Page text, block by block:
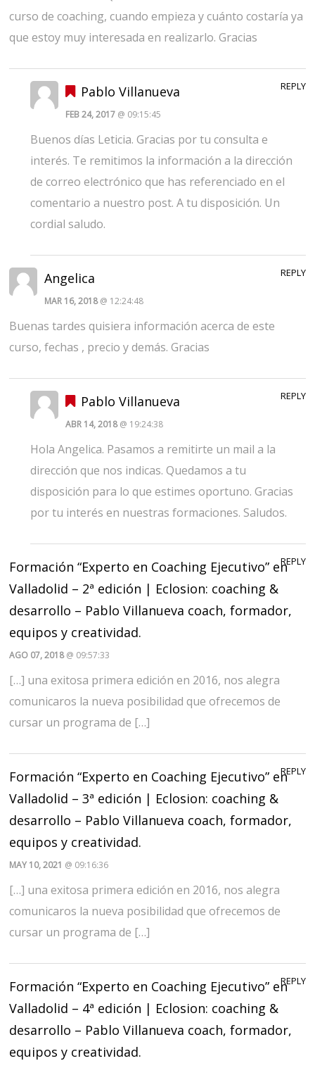
curso de coaching, cuando empieza y cuánto costaría ya
que estoy muy interesada en realizarlo. Gracias
Pablo Villanueva
FEB 24, 2017 @ 09:15:45
Buenos días Leticia. Gracias por tu consulta e
interés. Te remitimos la información a la dirección
de correo electrónico que has referenciado en el
comentario a nuestro post. A tu disposición. Un
cordial saludo.
REPLY
Angelica
MAR 16, 2018@ 12:24:48
Buenas tardes quisiera información acerca de este
curso, fechas , precio y demás. Gracias
REPLY
Pablo Villanueva
ABR 14, 2018@ 19:24:38
Hola Angelica. Pasamos a remitirte un mail a la
dirección que nos indicas. Quedamos a tu
disposición para lo que estimes oportuno. Gracias
por tu interés en nuestras formaciones. Saludos.
REPLY
Formación “Experto en Coaching Ejecutivo” en
Valladolid – 2ª edición | Eclosion: coaching &
desarrollo – Pablo Villanueva coach, formador,
equipos y creatividad.
AGO 07, 2018@ 09:57:33
[…] una exitosa primera edición en 2016, nos alegra
comunicaros la nueva posibilidad que ofrecemos de
cursar un programa de […]
REPLY
Formación “Experto en Coaching Ejecutivo” en
Valladolid – 3ª edición | Eclosion: coaching &
desarrollo – Pablo Villanueva coach, formador,
equipos y creatividad.
MAY 10, 2021 @ 09:16:36
[…] una exitosa primera edición en 2016, nos alegra
comunicaros la nueva posibilidad que ofrecemos de
cursar un programa de […]
REPLY
Formación “Experto en Coaching Ejecutivo” en
Valladolid – 4ª edición | Eclosion: coaching &
desarrollo – Pablo Villanueva coach, formador,
equipos y creatividad.
REPLY